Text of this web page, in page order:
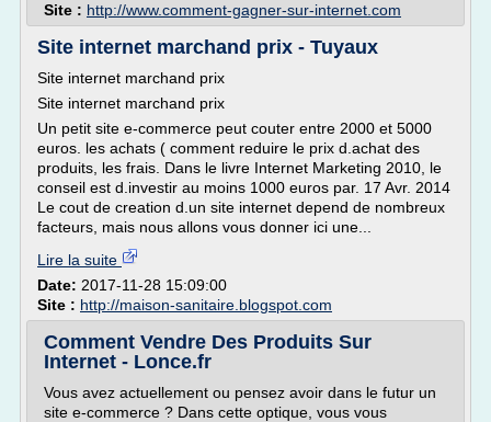
Site : http://www.comment-gagner-sur-internet.com
Site internet marchand prix - Tuyaux
Site internet marchand prix
Site internet marchand prix
Un petit site e-commerce peut couter entre 2000 et 5000
euros. les achats ( comment reduire le prix d.achat des
produits, les frais. Dans le livre Internet Marketing 2010, le
conseil est d.investir au moins 1000 euros par. 17 Avr. 2014
Le cout de creation d.un site internet depend de nombreux
facteurs, mais nous allons vous donner ici une...
Lire la suite
Date: 2017-11-28 15:09:00
Site : http://maison-sanitaire.blogspot.com
Comment Vendre Des Produits Sur
Internet - Lonce.fr
Vous avez actuellement ou pensez avoir dans le futur un
site e-commerce ? Dans cette optique, vous vous